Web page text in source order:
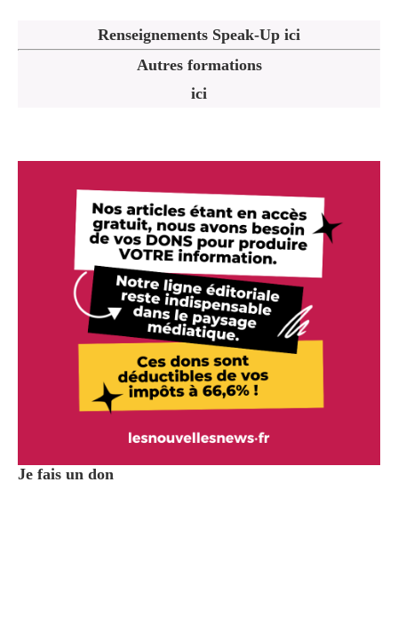
Renseignements Speak-Up ici
Autres formations
ici
Je fais un don